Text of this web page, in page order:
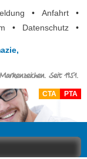
• Anfahrt
•
• Datenschutz •
Seit 1951.
CTA PTA